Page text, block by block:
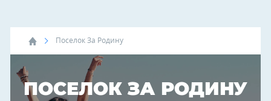
Поселок За Родину
ПОСЕЛОК ЗА РОДИНУ